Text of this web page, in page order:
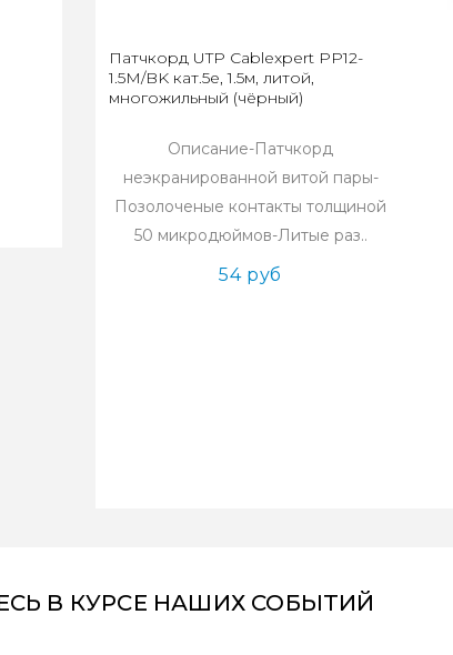
Патчкорд UTP Cablexpert PP12-
1.5M/BK кат.5e, 1.5м, литой,
многожильный (чёрный)
Описание-Патчкорд
неэкранированной витой пары-
Позолоченые контакты толщиной
50 микродюймов-Литые раз..
54 руб
В КУРСЕ НАШИХ СОБЫТИЙ